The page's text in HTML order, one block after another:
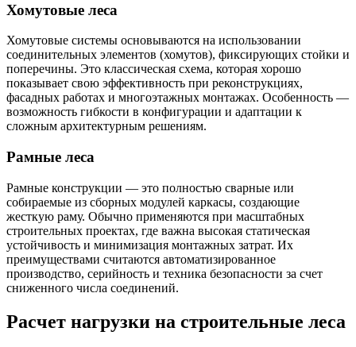
Хомутовые леса
Хомутовые системы основываются на использовании
соединительных элементов (хомутов), фиксирующих стойки и
поперечины. Это классическая схема, которая хорошо
показывает свою эффективность при реконструкциях,
фасадных работах и многоэтажных монтажах. Особенность —
возможность гибкости в конфигурации и адаптации к
сложным архитектурным решениям.
Рамные леса
Рамные конструкции — это полностью сварные или
собираемые из сборных модулей каркасы, создающие
жесткую раму. Обычно применяются при масштабных
строительных проектах, где важна высокая статическая
устойчивость и минимизация монтажных затрат. Их
преимуществами считаются автоматизированное
производство, серийность и техника безопасности за счет
сниженного числа соединений.
Расчет нагрузки на строительные леса